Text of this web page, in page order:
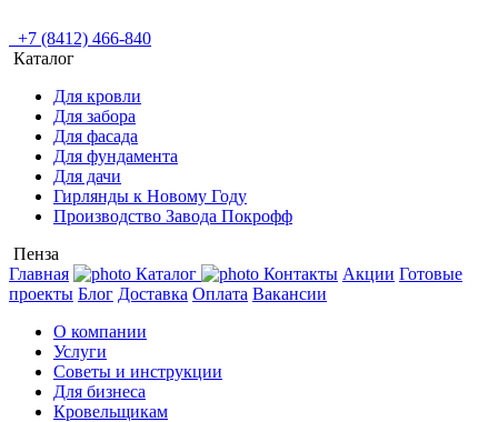
+7 (8412) 466-840
Каталог
Для кровли
Для забора
Для фасада
Для фундамента
Для дачи
Гирлянды к Новому Году
Производство Завода Покрофф
Пенза
Главная
Каталог Контакты Акции Готовые
проекты Блог Доставка Оплата Вакансии
О компании
Услуги
Советы и инструкции
Для бизнеса
Кровельщикам